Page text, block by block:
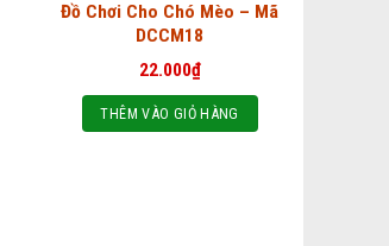
Đồ Chơi Cho Chó Mèo – Mã
DCCM18
22.000₫
THÊM VÀO GIỎ HÀNG